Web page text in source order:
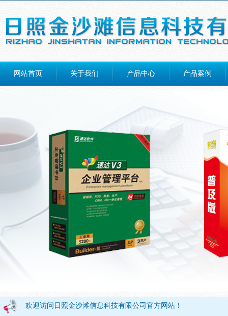
网站首页 关于我们 产品中心 产品案例